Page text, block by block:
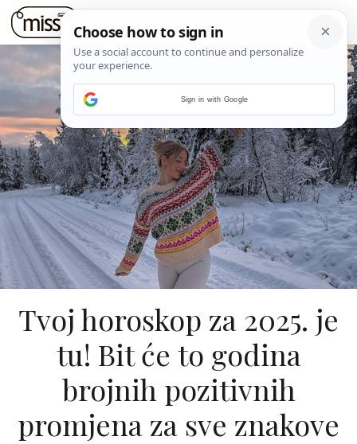
Tvoj horoskop za 2025. je
tu! Bit će to godina
brojnih pozitivnih
promjena za sve znakove
Sign in with Google